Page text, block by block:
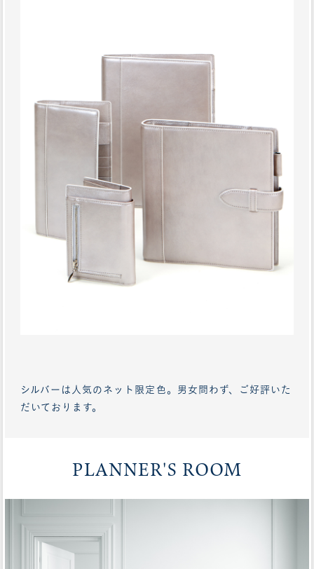
シルバーは人気のネット限定色。男女問わず、ご好評いた
だいております。
PLANNER'S ROOM